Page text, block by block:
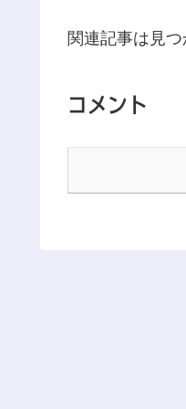
関連記事は見つ
コメント